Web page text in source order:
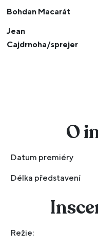
Bohdan Macarát
Jean
Cajdrnoha/sprejer
O
Datum premiéry
Délka představení
Režie: